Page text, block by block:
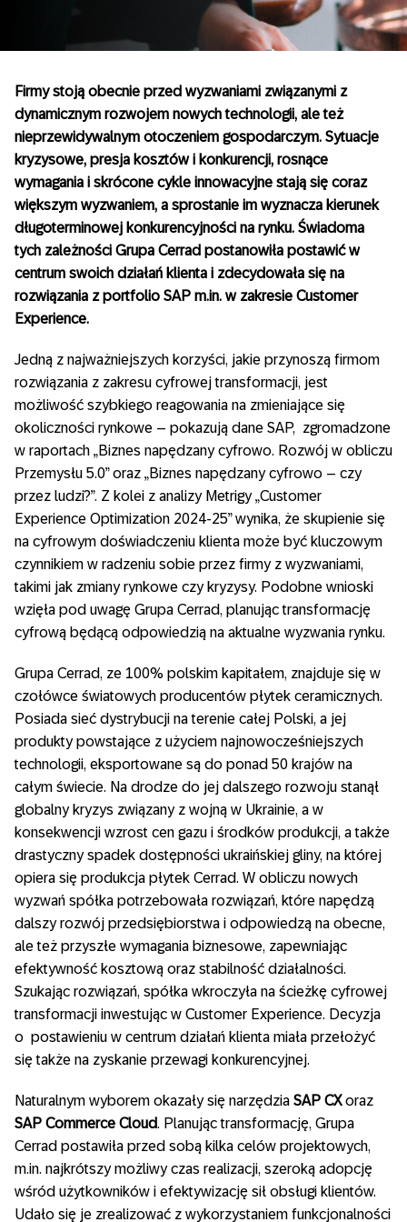
Firmy stoją obecnie przed wyzwaniami związanymi z
dynamicznym rozwojem nowych technologii, ale też
nieprzewidywalnym otoczeniem gospodarczym. Sytuacje
kryzysowe, presja kosztów i konkurencji, rosnące
wymagania i skrócone cykle innowacyjne stają się coraz
większym wyzwaniem, a sprostanie im wyznacza kierunek
długoterminowej konkurencyjności na rynku. Świadoma
tych zależności Grupa Cerrad postanowiła postawić w
centrum swoich działań klienta i zdecydowała się na
rozwiązania z portfolio SAP m.in. w zakresie Customer
Experience.
Jedną z najważniejszych korzyści, jakie przynoszą firmom
rozwiązania z zakresu cyfrowej transformacji, jest
możliwość szybkiego reagowania na zmieniające się
okoliczności rynkowe – pokazują dane SAP, zgromadzone
w raportach „Biznes napędzany cyfrowo. Rozwój w obliczu
Przemysłu 5.0” oraz „Biznes napędzany cyfrowo – czy
przez ludzi?”. Z kolei z analizy Metrigy „Customer
Experience Optimization 2024-25” wynika, że skupienie się
na cyfrowym doświadczeniu klienta może być kluczowym
czynnikiem w radzeniu sobie przez firmy z wyzwaniami,
takimi jak zmiany rynkowe czy kryzysy​. Podobne wnioski
wzięła pod uwagę Grupa Cerrad, planując transformację
cyfrową będącą odpowiedzią na aktualne wyzwania rynku.
Grupa Cerrad, ze 100% polskim kapitałem, znajduje się w
czołówce światowych producentów płytek ceramicznych.
Posiada sieć dystrybucji na terenie całej Polski, a jej
produkty powstające z użyciem najnowocześniejszych
technologii, eksportowane są do ponad 50 krajów na
całym świecie. Na drodze do jej dalszego rozwoju stanął
globalny kryzys związany z wojną w Ukrainie, a w
konsekwencji wzrost cen gazu i środków produkcji, a także
drastyczny spadek dostępności ukraińskiej gliny, na której
opiera się produkcja płytek Cerrad. W obliczu nowych
wyzwań spółka potrzebowała rozwiązań, które napędzą
dalszy rozwój przedsiębiorstwa i odpowiedzą na obecne,
ale też przyszłe wymagania biznesowe, zapewniając
efektywność kosztową oraz stabilność działalności.
Szukając rozwiązań, spółka wkroczyła na ścieżkę cyfrowej
transformacji inwestując w Customer Experience. Decyzja
o postawieniu w centrum działań klienta miała przełożyć
się także na zyskanie przewagi konkurencyjnej.
Naturalnym wyborem okazały się narzędzia SAP CXoraz
SAP Commerce Cloud. Planując transformację, Grupa
Cerrad postawiła przed sobą kilka celów projektowych,
m.in. najkrótszy możliwy czas realizacji, szeroką adopcję
wśród użytkowników i efektywizację sił obsługi klientów.
Udało się je zrealizować z wykorzystaniem funkcjonalności